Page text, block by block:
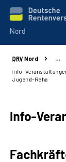
Aktuelles
Beratung und
DRV Nord
…
Info-
Jugend-Reha
Info-